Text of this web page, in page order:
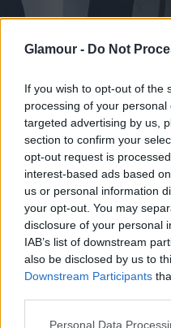
Glamour - Do Not
If you wish to opt-out of the
processing of your
targeted advertising by us,
section to confirm your
opt-out request is
interest-based ads based
us or personal information
your opt-out. You may
disclosure of your personal
IAB’s list of downstream
also be disclosed by us to
Downstream Participants
Please note that this
Personal Data
Fotó:Gettyimages.com